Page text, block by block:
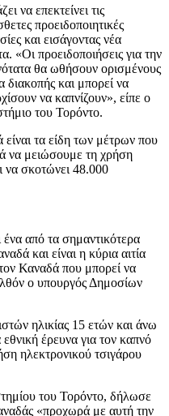
να επεκτείνει τις
προειδοποιητικές
και εισάγοντας νέα
«Οι προειδοποιήσεις για την
θα ωθήσουν ορισμένους
διακοπής και μπορεί να
να καπνίζουν», είπε ο
του Τορόντο.
τα είδη των μέτρων που
να μειώσουμε τη χρήση
να σκοτώνει 48.000
ένα από τα σημαντικότερα
και είναι η κύρια αιτία
Καναδά που μπορεί να
ο υπουργός Δημοσίων
ηλικίας 15 ετών και άνω
έρευνα για τον καπνό
ηλεκτρονικού τσιγάρου
του Τορόντο, δήλωσε
«προχωρά με αυτή την